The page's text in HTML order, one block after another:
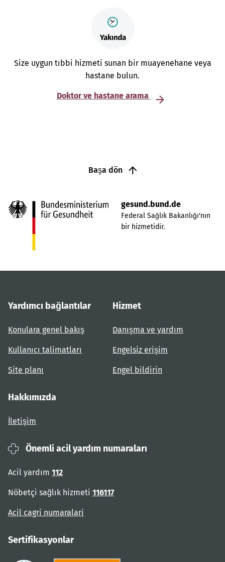
Size uygun tıbbi hizmeti sunan bir muayenehane veya
hastane bulun.
Doktor ve hastane arama
Başa dön
gesund.bund.de
Federal Sağlık Bakanlığı'nın
bir hizmetidir.
Yardımcı bağlantılar
Konulara genel bakış
Kullanıcı talimatları
Site planı
Hizmet
Danışma ve yardım
Engelsiz erişim
Engel bildirin
Hakkımızda
İletişim
Önemli acil yardım numaraları
Acil yardım 112
Nöbetçi sağlık hizmeti 116117
Acil cagri numaralari
Sertifikasyonlar